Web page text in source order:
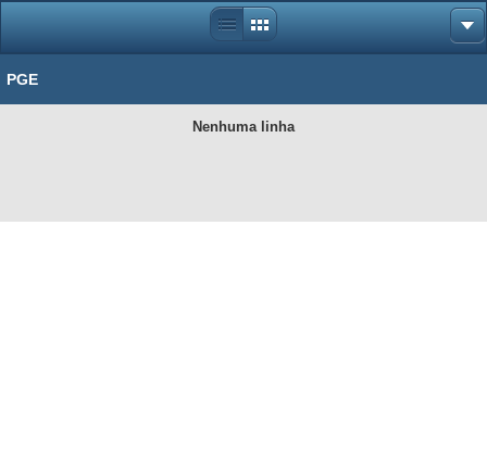
PGE
Nenhuma linha